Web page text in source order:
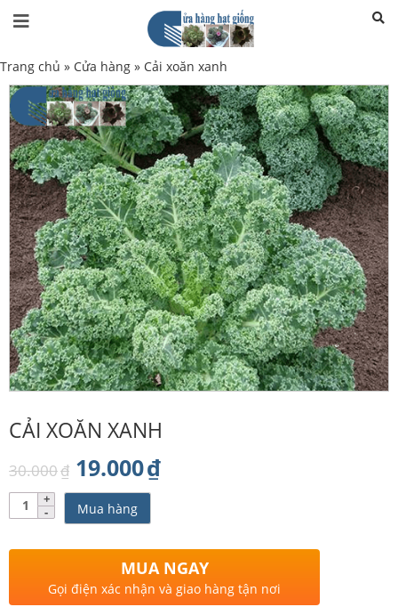
Trang chủ » Cửa hàng » Cải xoăn xanh
CẢI XOĂN XANH
30.000₫ Giá
gốc
là:
30.000₫.
19.000₫Giá
là:
19.000₫.
Số
lượng
Mua hàng
MUA NGAY
Gọi điện xác nhận và giao hàng tận nơi